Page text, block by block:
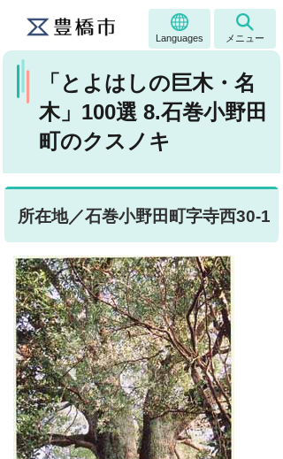
Languages メニュー
「とよはしの巨木・名
木」100選 8.石巻小野田
町のクスノキ
所在地／石巻小野田町字寺西30-1